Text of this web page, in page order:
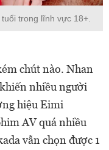
trong lĩnh vực 18+.
chút nào. Nhan
nhiều người
hiệu Eimi
AV quá nhiều
vẫn chọn được 1